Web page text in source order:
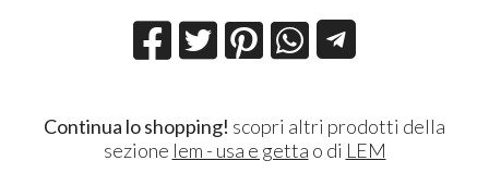
Continua lo shopping! scopri altri prodotti della
sezione lem - usa e getta o di LEM